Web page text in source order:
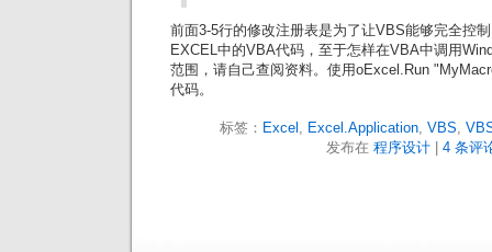
前面3-5行的修改注册表是为了让VBS能够完全控
EXCEL中的VBA代码，至于怎样在VBA中调用
范围，请自己查阅资料。使用oExcel.Run
代码。
标签： Excel , Excel.Application, VBS,
发布在 程序设计| 4 条评